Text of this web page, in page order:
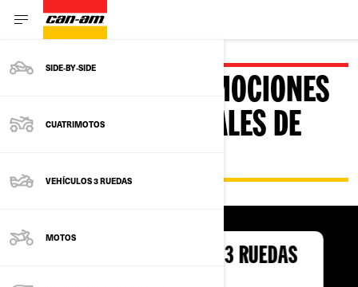
SIDE‑BY‑SIDE
CUATRIMOTOS
VEHÍCULOS 3 RUEDAS
MOTOS
EXPLORA LAS PROMOCIONES
Y OFERTAS ESPECIALES DE
OFFERTAS VEHÍCULOS 3 RUEDAS